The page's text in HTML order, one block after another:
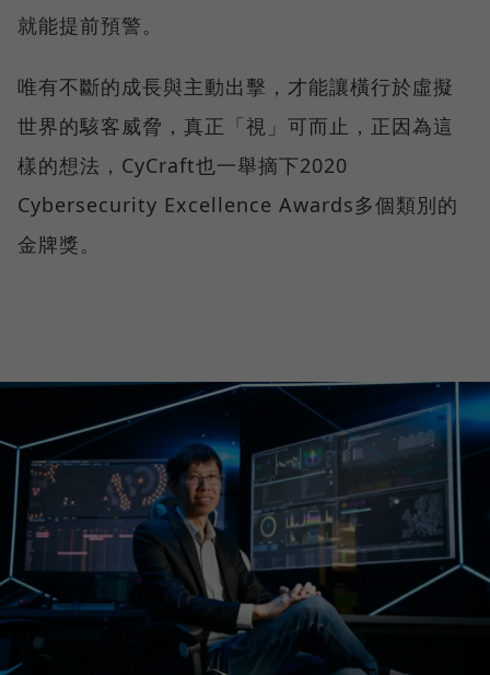
就能提前預警。
唯有不斷的成長與主動出擊，才能讓橫行於虛擬
世界的駭客威脅，真正「視」可而止，正因為這
樣的想法，CyCraft也一舉摘下2020
Cybersecurity Excellence Awards多個類別的
金牌獎。